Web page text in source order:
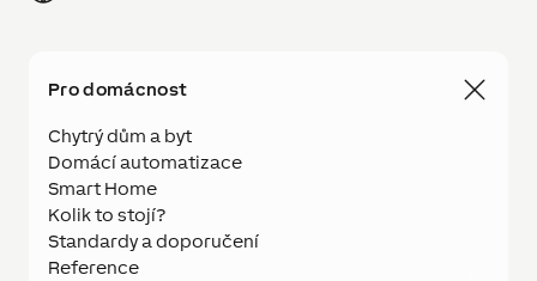
Pro domácnost
Chytrý dům a byt
Domácí automatizace
Smart Home
Kolik to stojí?
Standardy a doporučení
Reference